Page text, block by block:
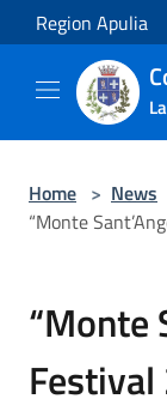
Salta al contenuto
Region Apulia
Home > News
“Monte
“Monte